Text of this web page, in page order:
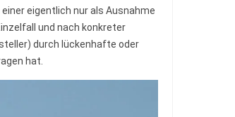
eigentlich nur als Ausnahme
und nach konkreter
durch lückenhafte oder
hat.